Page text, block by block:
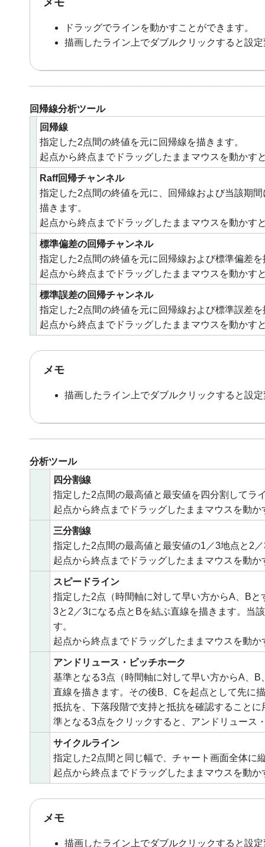
ドラッグでラインを動かすことができます。
描画したライン上でダブルクリックすると設
回帰線分析ツール
回帰線
指定した2点間の終値を元に回帰線を描きます。
起点から終点までドラッグしたままマウスを動かす
Raff回帰チャンネル
指定した2点間の終値を元に、回帰線および当該期
描きます。
起点から終点までドラッグしたままマウスを動かす
標準偏差の回帰チャンネル
指定した2点間の終値を元に回帰線および標準偏差
起点から終点までドラッグしたままマウスを動かす
標準誤差の回帰チャンネル
指定した2点間の終値を元に回帰線および標準誤差
起点から終点までドラッグしたままマウスを動かす
メモ
描画したライン上でダブルクリックすると設
分析ツール
四分割線
指定した2点間の最高値と最安値を四分割してラ
起点から終点までドラッグしたままマウスを動
三分割線
指定した2点間の最高値と最安値の1／3地点と2
起点から終点までドラッグしたままマウスを動
スピードライン
指定した2点（時間軸に対して早い方からA、B
3と2／3になる点とBを結ぶ直線を描きます。当
す。
起点から終点までドラッグしたままマウスを動
アンドリュース・ピッチホーク
基準となる3点（時間軸に対して早い方からA、
直線を描きます。その後B、Cを起点として先に
抵抗を、下落段階で支持と抵抗を確認することに
準となる3点をクリックすると、アンドリュース
サイクルライン
指定した2点間と同じ幅で、チャート画面全体に
起点から終点までドラッグしたままマウスを動
メモ
描画したライン上でダブルクリックすると設